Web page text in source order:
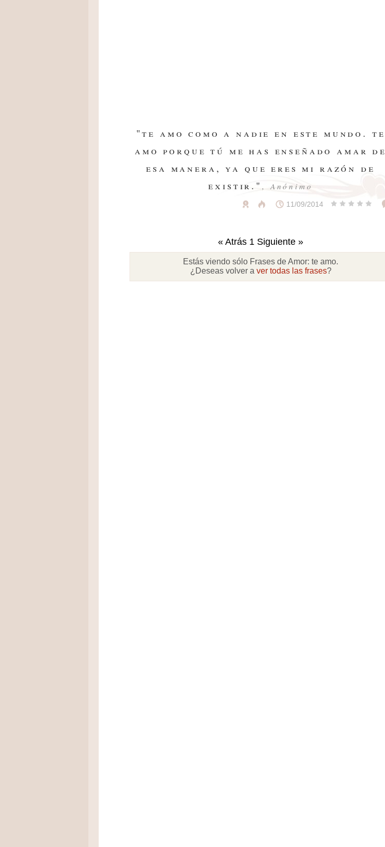
"te amo como a nadie en este mundo. te
amo porque tú me has enseñado amar de
esa manera, ya que eres mi razón de
existir." , Anónimo
11/09/2014
« Atrás 1 Siguiente »
Estás viendo sólo Frases de Amor: te amo.
¿Deseas volver a ver todas las frases?